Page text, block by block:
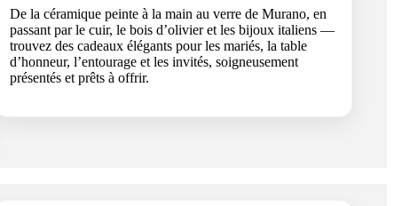
De la céramique peinte à la main au verre de Murano, en
passant par le cuir, le bois d’olivier et les bijoux italiens —
trouvez des cadeaux élégants pour les mariés, la table
d’honneur, l’entourage et les invités, soigneusement
présentés et prêts à offrir.